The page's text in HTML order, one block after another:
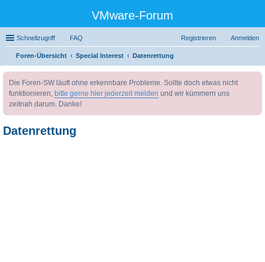
VMware-Forum
Schnellzugriff FAQ Anmelden
Registrieren
Foren-Übersicht Special Interest
Datenrettung
Die Foren-SW läuft ohne erkennbare Probleme. Sollte doch etwas nicht
funktionieren, bitte gerne hier jederzeit melden und wir kümmern uns
zeitnah darum. Danke!
Datenrettung